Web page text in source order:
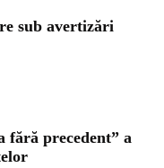
sub avertizări
fără precedent” a